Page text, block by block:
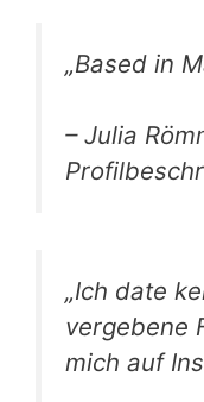
„Based in
– Julia
„Ich date
vergebene
mich auf